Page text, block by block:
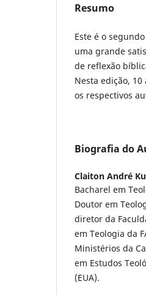
Resumo
Este é o
uma grande
de reflexão
Nesta edição,
os respectivos
Biografia do
Claiton André
Bacharel em
Doutor em
diretor da
em Teologia da
Ministérios da
em Estudos
(EUA).